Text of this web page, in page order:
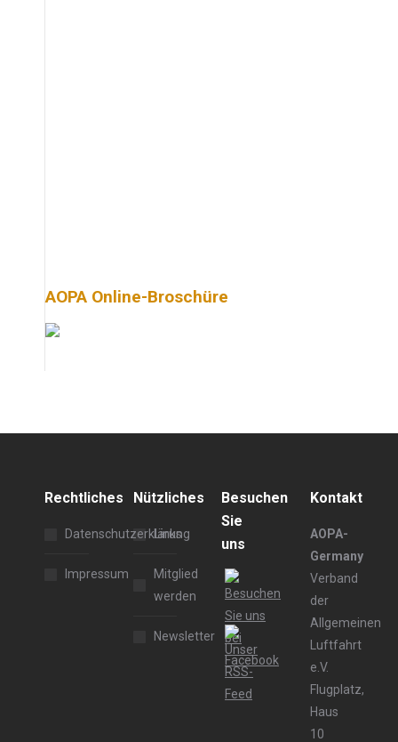
AOPA Online-Broschüre
Rechtliches
Datenschutzerklärung
Impressum
Nützliches
Links
Mitglied
werden
Newsletter
Besuchen
Sie
uns
Kontakt
AOPA-
Germany
Verband
der
Allgemeinen
Luftfahrt
e.V.
Flugplatz,
Haus
10